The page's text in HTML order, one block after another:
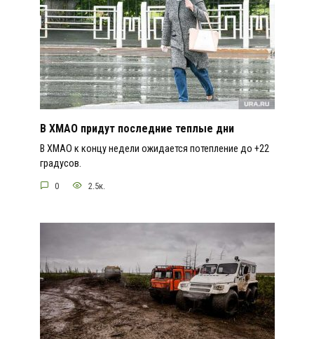
В ХМАО придут последние теплые дни
В ХМАО к концу недели ожидается потепление до +22
градусов.
0 2.5к.